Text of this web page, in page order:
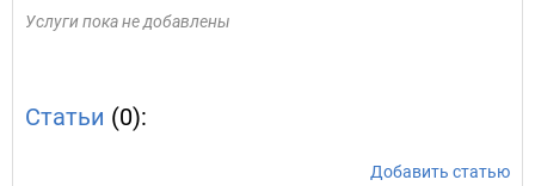
Услуги пока не добавлены
Статьи (0):
Добавить статью